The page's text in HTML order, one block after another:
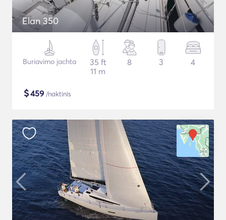
Elan 350
Buriavimo jachta
35 ft
11 m
8 3 4
$459 /naktinis